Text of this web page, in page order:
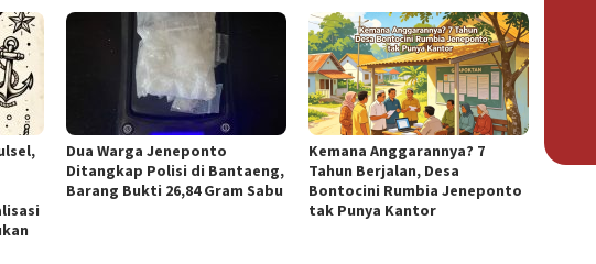
Dua Warga Jeneponto
Ditangkap Polisi di Bantaeng,
Barang Bukti 26,84 Gram Sabu
Kemana Anggarannya? 7
Tahun Berjalan, Desa
Bontocini Rumbia Jeneponto
tak Punya Kantor